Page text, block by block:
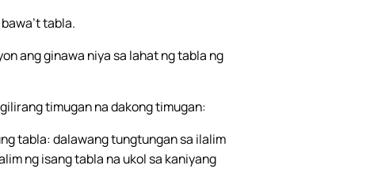
tabla.
ang ginawa niya sa lahat ng tabla ng
timugan na dakong timugan:
tabla: dalawang tungtungan sa ilalim
ng isang tabla na ukol sa kaniyang